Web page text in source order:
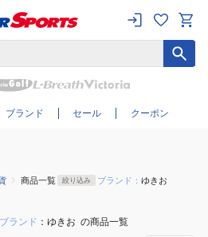
ブランド セール クーポン
さらに絞り込む
商品一覧 絞り込み ブランド： ゆきお
ブランド ゆきお の商品一覧